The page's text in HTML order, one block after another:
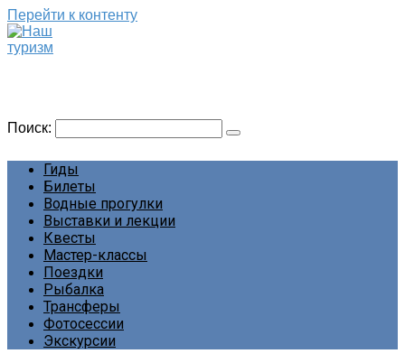
Перейти к контенту
Поиск:
Гиды
Билеты
Водные прогулки
Выставки и лекции
Квесты
Мастер-классы
Поездки
Рыбалка
Трансферы
Фотосессии
Экскурсии